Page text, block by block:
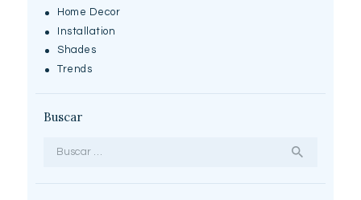
Home Decor
Installation
Shades
Trends
Buscar